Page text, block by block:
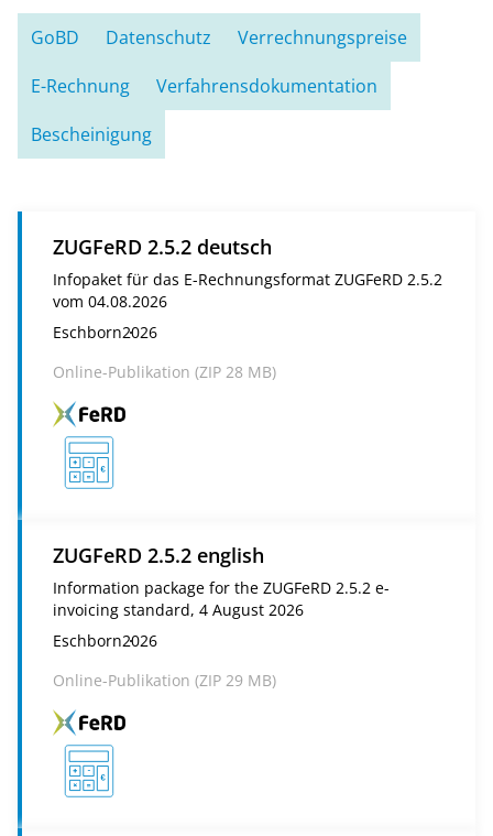
GoBD Datenschutz
Verrechnungspreise
E-Rechnung
Verfahrensdokumentation
Bescheinigung
ZUGFeRD 2.5.2 deutsch
Infopaket für das E-Rechnungsformat ZUGFeRD 2.5.2
vom 04.08.2026
Eschborn2026
Online-Publikation (ZIP 28 MB)
ZUGFeRD 2.5.2 english
Information package for the ZUGFeRD 2.5.2 e-
invoicing standard, 4 August 2026
Eschborn2026
Online-Publikation (ZIP 29 MB)